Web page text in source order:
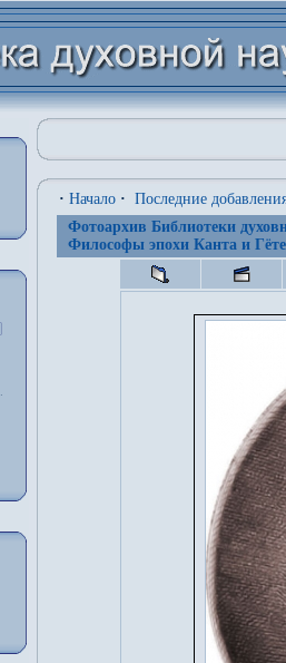
· Начало · Последние
Фотоархив Библиотеки
Философы эпохи Канта и Гёте